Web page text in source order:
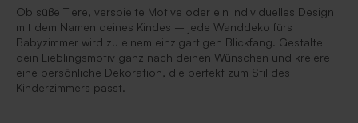
Ob süße Tiere, verspielte Motive oder ein individuelles Design
mit dem Namen deines Kindes – jede Wanddeko fürs
Babyzimmer wird zu einem einzigartigen Blickfang. Gestalte
dein Lieblingsmotiv ganz nach deinen Wünschen und kreiere
eine persönliche Dekoration, die perfekt zum Stil des
Kinderzimmers passt.